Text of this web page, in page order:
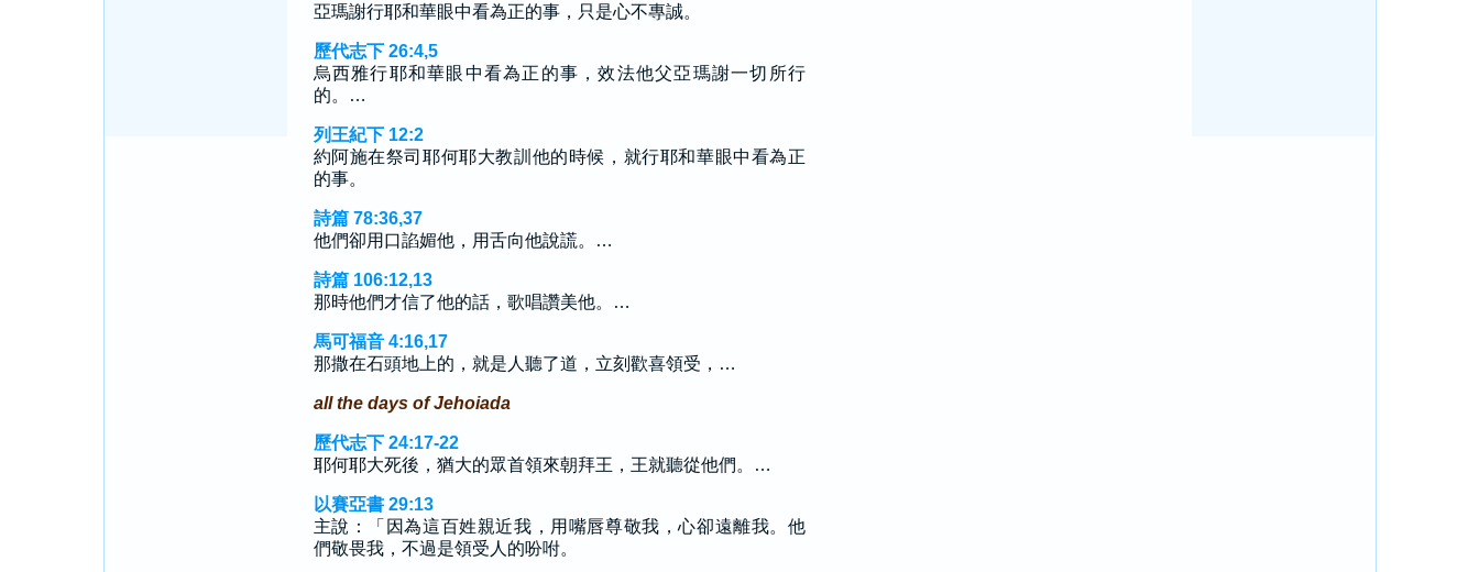
亞瑪謝行耶和華眼中看為正的事，只是心不專誠。
歷代志下 26:4,5
烏西雅行耶和華眼中看為正的事，效法他父亞瑪謝一切所行
的。…
列王紀下 12:2
約阿施在祭司耶何耶大教訓他的時候，就行耶和華眼中看為正
的事。
詩篇 78:36,37
他們卻用口諂媚他，用舌向他說謊。…
詩篇 106:12,13
那時他們才信了他的話，歌唱讚美他。…
馬可福音 4:16,17
那撒在石頭地上的，就是人聽了道，立刻歡喜領受，…
all the days of Jehoiada
歷代志下 24:17-22
耶何耶大死後，猶大的眾首領來朝拜王，王就聽從他們。…
以賽亞書 29:13
主說：「因為這百姓親近我，用嘴唇尊敬我，心卻遠離我。他
們敬畏我，不過是領受人的吩咐。